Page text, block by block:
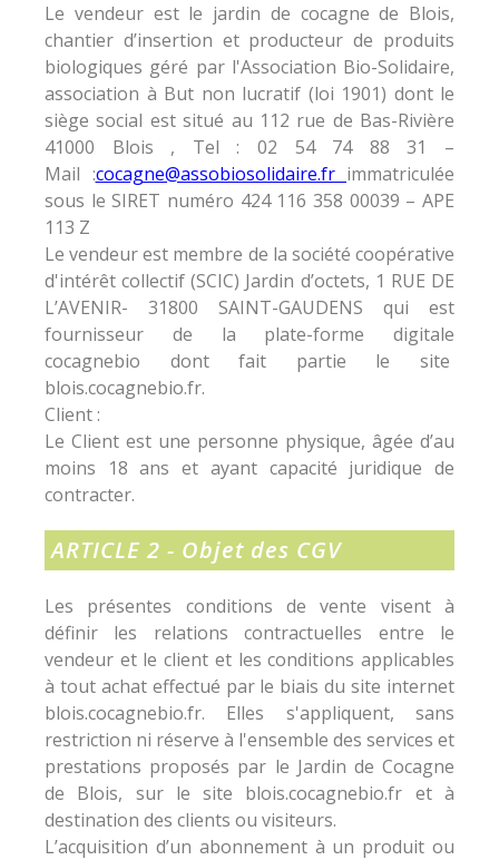
Le vendeur est le jardin de cocagne de Blois,
chantier d’insertion et producteur de produits
biologiques géré par l'Association Bio-Solidaire,
association à But non lucratif (loi 1901) dont le
siège social est situé au 112 rue de Bas-Rivière
41000 Blois , Tel : 02 54 74 88 31 –
Mail :cocagne@assobiosolidaire.fr immatriculée
sous le SIRET numéro 424 116 358 00039 – APE
113 Z
Le vendeur est membre de la société coopérative
d'intérêt collectif (SCIC) Jardin d’octets, 1 RUE DE
L’AVENIR- 31800 SAINT-GAUDENS qui est
fournisseur de la plate-forme digitale
cocagnebio dont fait partie le site
blois.cocagnebio.fr.
Client :
Le Client est une personne physique, âgée d’au
moins 18 ans et ayant capacité juridique de
contracter.
ARTICLE 2 - Objet des CGV
Les présentes conditions de vente visent à
définir les relations contractuelles entre le
vendeur et le client et les conditions applicables
à tout achat effectué par le biais du site internet
blois.cocagnebio.fr. Elles s'appliquent, sans
restriction ni réserve à l'ensemble des services et
prestations proposés par le Jardin de Cocagne
de Blois, sur le site blois.cocagnebio.fr et à
destination des clients ou visiteurs.
L’acquisition d’un abonnement à un produit ou